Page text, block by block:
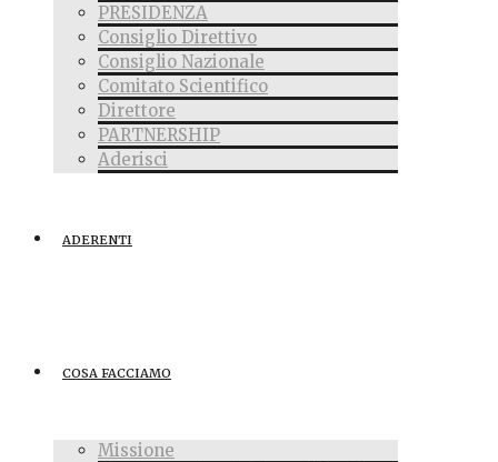
PRESIDENZA
Consiglio Direttivo
Consiglio Nazionale
Comitato Scientifico
Direttore
PARTNERSHIP
Aderisci
ADERENTI
COSA FACCIAMO
Missione